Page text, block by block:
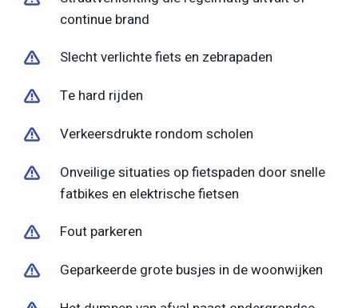
continue brand
Slecht verlichte fiets en zebrapaden
Te hard rijden
Verkeersdrukte rondom scholen
Onveilige situaties op fietspaden door snelle
fatbikes en elektrische fietsen
Fout parkeren
Geparkeerde grote busjes in de woonwijken